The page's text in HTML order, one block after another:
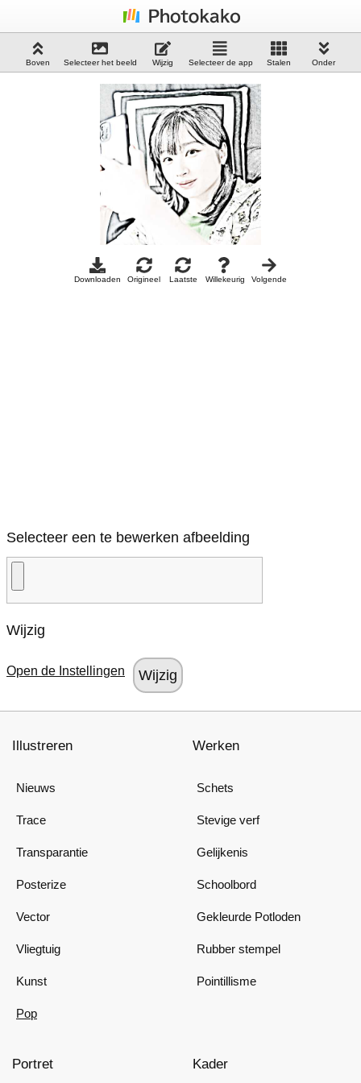
Boven Selecteer het beeld Wijzig Selecteer de app Stalen Onder
Downloaden Origineel Laatste Willekeurig Volgende
Selecteer een te bewerken afbeelding
Wijzig
Open de Instellingen
Illustreren
Nieuws
Trace
Transparantie
Posterize
Vector
Vliegtuig
Kunst
Pop
Werken
Schets
Stevige verf
Gelijkenis
Schoolbord
Gekleurde Potloden
Rubber stempel
Pointillisme
Portret Kader